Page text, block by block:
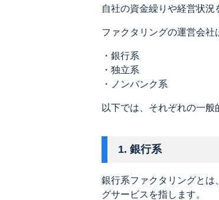
自社の資金繰りや経営状況
ファクタリングの運営会社
・銀行系
・独立系
・ノンバンク系
以下では、それぞれの一般
1. 銀行系
銀行系ファクタリングとは
グサービスを指します。